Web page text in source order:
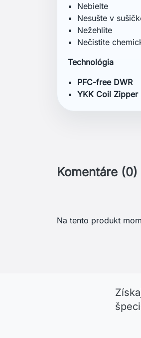
Nebielte
Nesušte v
Nežehlite
Nečistite
Technológia
PFC-free DWR
YKK Coil Zipper
Komentáre (0)
Na tento produkt